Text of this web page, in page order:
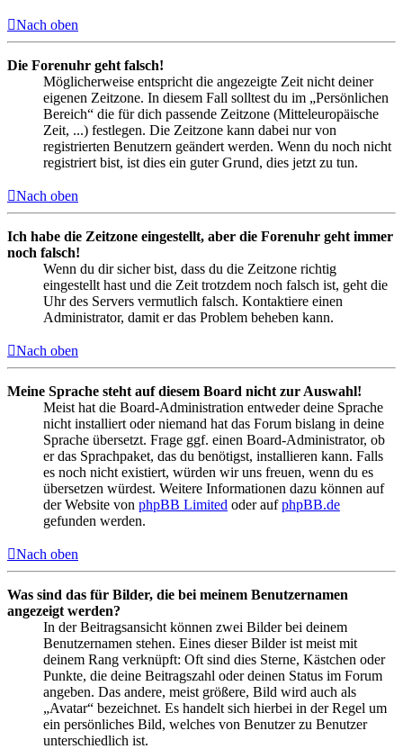
Nach oben
Die Forenuhr geht falsch!
Möglicherweise entspricht die angezeigte Zeit nicht deiner
eigenen Zeitzone. In diesem Fall solltest du im „Persönlichen
Bereich“ die für dich passende Zeitzone (Mitteleuropäische
Zeit, ...) festlegen. Die Zeitzone kann dabei nur von
registrierten Benutzern geändert werden. Wenn du noch nicht
registriert bist, ist dies ein guter Grund, dies jetzt zu tun.
Nach oben
Ich habe die Zeitzone eingestellt, aber die Forenuhr geht immer
noch falsch!
Wenn du dir sicher bist, dass du die Zeitzone richtig
eingestellt hast und die Zeit trotzdem noch falsch ist, geht die
Uhr des Servers vermutlich falsch. Kontaktiere einen
Administrator, damit er das Problem beheben kann.
Nach oben
Meine Sprache steht auf diesem Board nicht zur Auswahl!
Meist hat die Board-Administration entweder deine Sprache
nicht installiert oder niemand hat das Forum bislang in deine
Sprache übersetzt. Frage ggf. einen Board-Administrator, ob
er das Sprachpaket, das du benötigst, installieren kann. Falls
es noch nicht existiert, würden wir uns freuen, wenn du es
übersetzen würdest. Weitere Informationen dazu können auf
der Website von phpBB Limited oder aufphpBB.de
gefunden werden.
Nach oben
Was sind das für Bilder, die bei meinem Benutzernamen
angezeigt werden?
In der Beitragsansicht können zwei Bilder bei deinem
Benutzernamen stehen. Eines dieser Bilder ist meist mit
deinem Rang verknüpft: Oft sind dies Sterne, Kästchen oder
Punkte, die deine Beitragszahl oder deinen Status im Forum
angeben. Das andere, meist größere, Bild wird auch als
„Avatar“ bezeichnet. Es handelt sich hierbei in der Regel um
ein persönliches Bild, welches von Benutzer zu Benutzer
unterschiedlich ist.